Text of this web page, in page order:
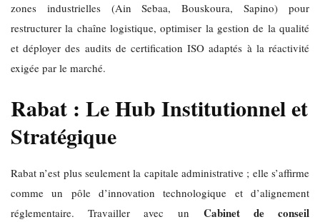
zones industrielles (Ain Sebaa, Bouskoura, Sapino) pour
restructurer la chaîne logistique, optimiser la gestion de la qualité
et déployer des audits de certification ISO adaptés à la réactivité
exigée par le marché.
Rabat : Le Hub Institutionnel et
Stratégique
Rabat n’est plus seulement la capitale administrative ; elle s’affirme
comme un pôle d’innovation technologique et d’alignement
réglementaire. Travailler avec un Cabinet de conseil